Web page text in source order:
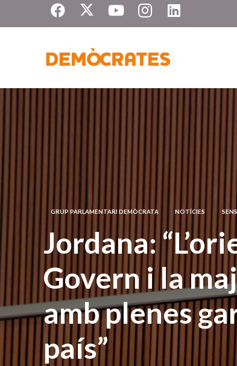
GRUP PARLAMENTARI DEMÒCRATA NOTÍCIES
Jordana:
Govern i la
amb plenes
país”